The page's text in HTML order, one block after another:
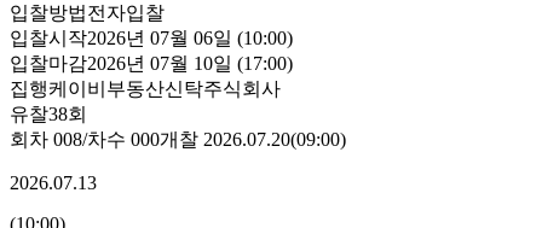
입찰방법전자입찰
입찰시작2026년 07월 06일 (10:00)
입찰마감2026년 07월 10일 (17:00)
집행케이비부동산신탁주식회사
유찰38회
회차 008/차수 000개찰 2026.07.20(09:00)
2026.07.13
(10:00)